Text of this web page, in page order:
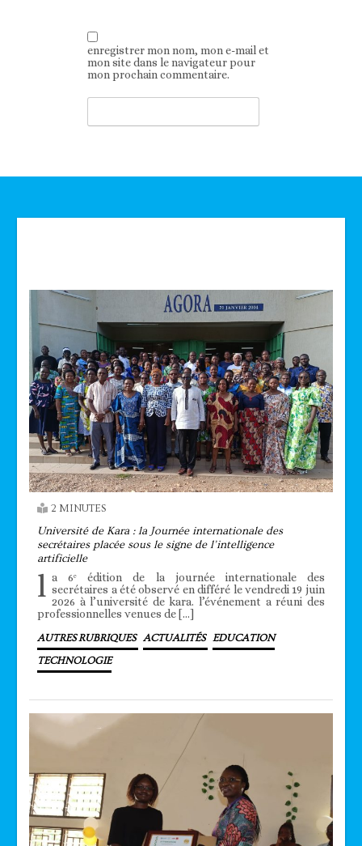
enregistrer mon nom, mon e-mail et
mon site dans le navigateur pour
mon prochain commentaire.
2 MINUTES
Université de Kara : la Journée internationale des
secrétaires placée sous le signe de l’intelligence
artificielle
l a 6ᵉ édition de la journée internationale des
secrétaires a été observé en différé le vendredi 19 juin
2026 à l’université de kara. l’événement a réuni des
professionnelles venues de […]
AUTRES RUBRIQUES ACTUALITÉS EDUCATION
TECHNOLOGIE